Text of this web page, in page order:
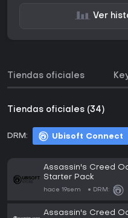
Ver
Tiendas oficiales
Tiendas oficiales (34)
DRM: Ubisoft Connect
Assassin's Creed
Starter Pack
hace 19sem DRM:
Assassin's Creed